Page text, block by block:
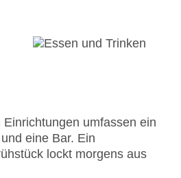
gegen Gebühr
8
Express, Mastercard,
Sterne
umfassen ein
eine Bar. Ein
lockt morgens aus